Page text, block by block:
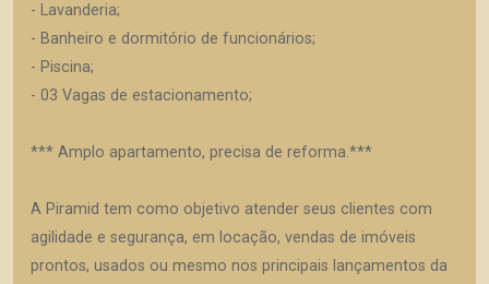
- Lavanderia;
- Banheiro e dormitório de funcionários;
- Piscina;
- 03 Vagas de estacionamento;
*** Amplo apartamento, precisa de reforma.***
A Piramid tem como objetivo atender seus clientes com
agilidade e segurança, em locação, vendas de imóveis
prontos, usados ou mesmo nos principais lançamentos da